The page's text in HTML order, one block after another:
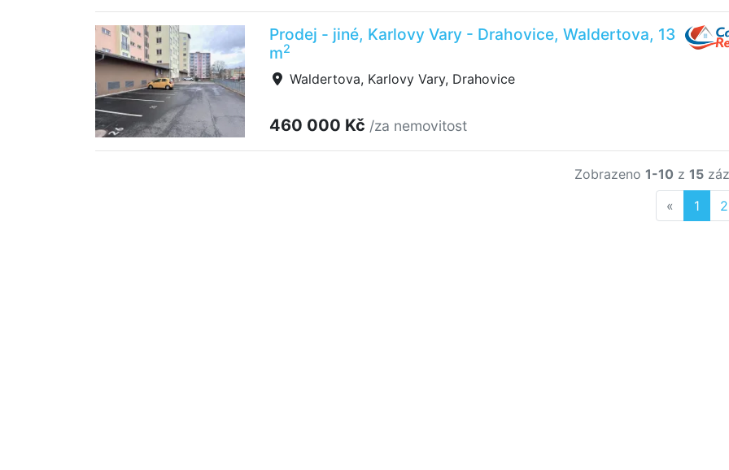
Prodej - jiné, Karlovy Vary - Drahovice, Waldertova, 13
m2
Waldertova, Karlovy Vary, Drahovice
460 000 Kč /za nemovitost
Zobrazeno 1-10 z 15
« Previous
1 2